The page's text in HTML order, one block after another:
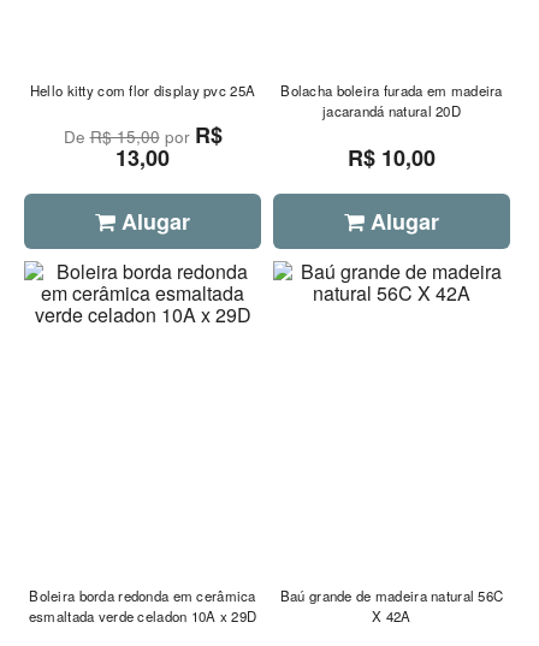
Hello kitty com flor display pvc 25A
DeR$ 15,00por R$
13,00
Alugar
Bolacha boleira furada em madeira
jacarandá natural 20D
R$ 10,00
Alugar
Boleira borda redonda em cerâmica
esmaltada verde celadon 10A x 29D
Baú grande de madeira natural 56C
X 42A